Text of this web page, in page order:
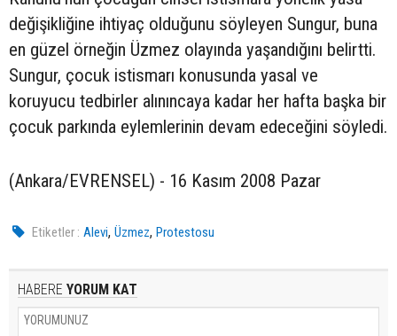
değişikliğine ihtiyaç olduğunu söyleyen Sungur, buna
en güzel örneğin Üzmez olayında yaşandığını belirtti.
Sungur, çocuk istismarı konusunda yasal ve
koruyucu tedbirler alınıncaya kadar her hafta başka bir
çocuk parkında eylemlerinin devam edeceğini söyledi.
(Ankara/EVRENSEL) - 16 Kasım 2008 Pazar
Etiketler : Alevi,Üzmez,Protestosu
HABERE YORUM KAT